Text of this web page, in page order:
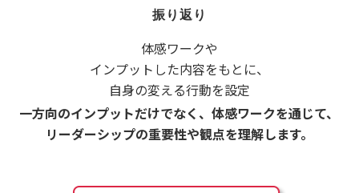
振り返り
体感ワークや
インプットした内容をもとに、
自身の変える行動を設定
一方向のインプットだけでなく、体感ワークを通じて、
リーダーシップの重要性や観点を理解します。